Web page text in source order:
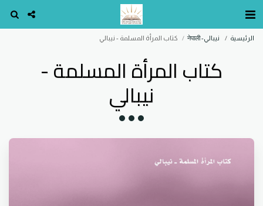
الرئيسية نيبالي- नेपाली كتاب المرأة المسلمة - نيبالي
كتاب المرأة المسلمة -
نيبالي